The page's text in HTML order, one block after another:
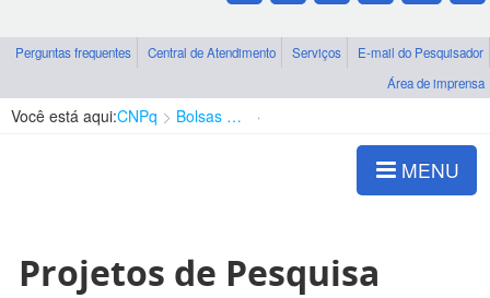
Perguntas frequentes Central de Atendimento Serviços
E-mail do Pesquisador
Área de imprensa
Você está aqui:CNPq Bolsas e Auxílios Vigentes
MENU
Projetos de Pesquisa